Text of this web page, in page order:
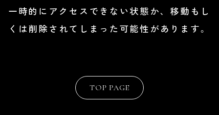
一時的にアクセスできない状態か、移動もし
くは削除されてしまった可能性があります。
TOP PAGE